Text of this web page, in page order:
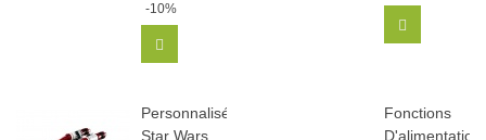
-10%
Personnalisé
Star Wars
Fonctions
D'alimentation